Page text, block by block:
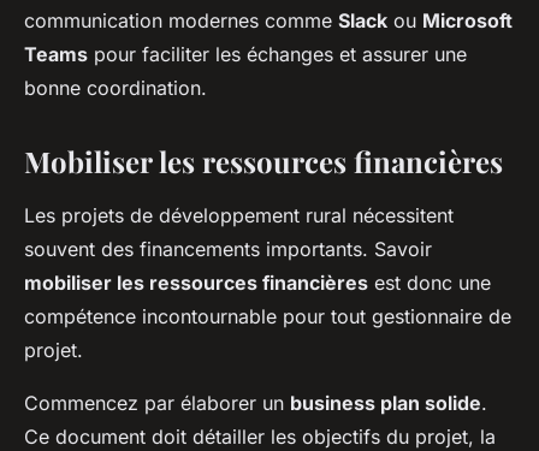
communication modernes comme Slack ou Microsoft
Teams pour faciliter les échanges et assurer une
bonne coordination.
Mobiliser les ressources financières
Les projets de développement rural nécessitent
souvent des financements importants. Savoir
mobiliser les ressources financières est donc une
compétence incontournable pour tout gestionnaire de
projet.
Commencez par élaborer un business plan solide.
Ce document doit détailler les objectifs du projet, la